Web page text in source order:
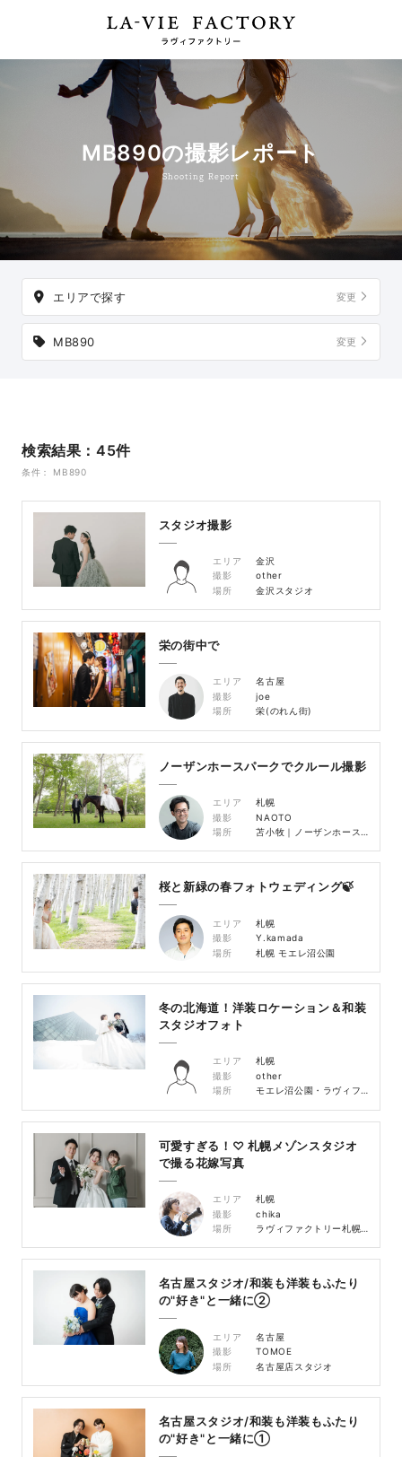
Shooting Report
MB890の撮影レポート
エリアで探す 変更
MB890 変更
検索結果：45件
条件： MB890
スタジオ撮影
エリア
金沢
撮影
other
場所
金沢スタジオ
栄の街中で
エリア
名古屋
撮影
joe
場所
栄(のれん街)
ノーザンホースパークでクルール撮影
エリア
札幌
撮影
NAOTO
場所
苫小牧｜ノーザンホースパーク
桜と新緑の春フォトウェディング🍃
エリア
札幌
撮影
Y.kamada
場所
札幌 モエレ沼公園
冬の北海道！洋装ロケーション＆和装
スタジオフォト
エリア
札幌
撮影
other
場所
モエレ沼公園・ラヴィファクトリー札幌スタジオ
可愛すぎる！♡ 札幌メゾンスタジオ
で撮る花嫁写真
エリア
札幌
撮影
chika
場所
ラヴィファクトリー札幌メゾンスタジオ
名古屋スタジオ/和装も洋装もふたり
の"好き"と一緒に②
エリア
名古屋
撮影
TOMOE
場所
名古屋店スタジオ
名古屋スタジオ/和装も洋装もふたり
の"好き"と一緒に①